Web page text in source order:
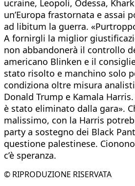
ucraine, Leopoli, Odessa,
un’Europa frastornata e
ad libitum la guerra.
A fornirgli la miglior
non abbandonerà il controllo
americano Blinken e il
stato risolto e manchino solo
condiziona oltre misura
Donald Trump e Kamala
è stato eliminato dalla gara».
malissimo, con la Harris
party a sostegno dei Black
questione palestinese.
c’è speranza.
© RIPRODUZIONE RISERVATA